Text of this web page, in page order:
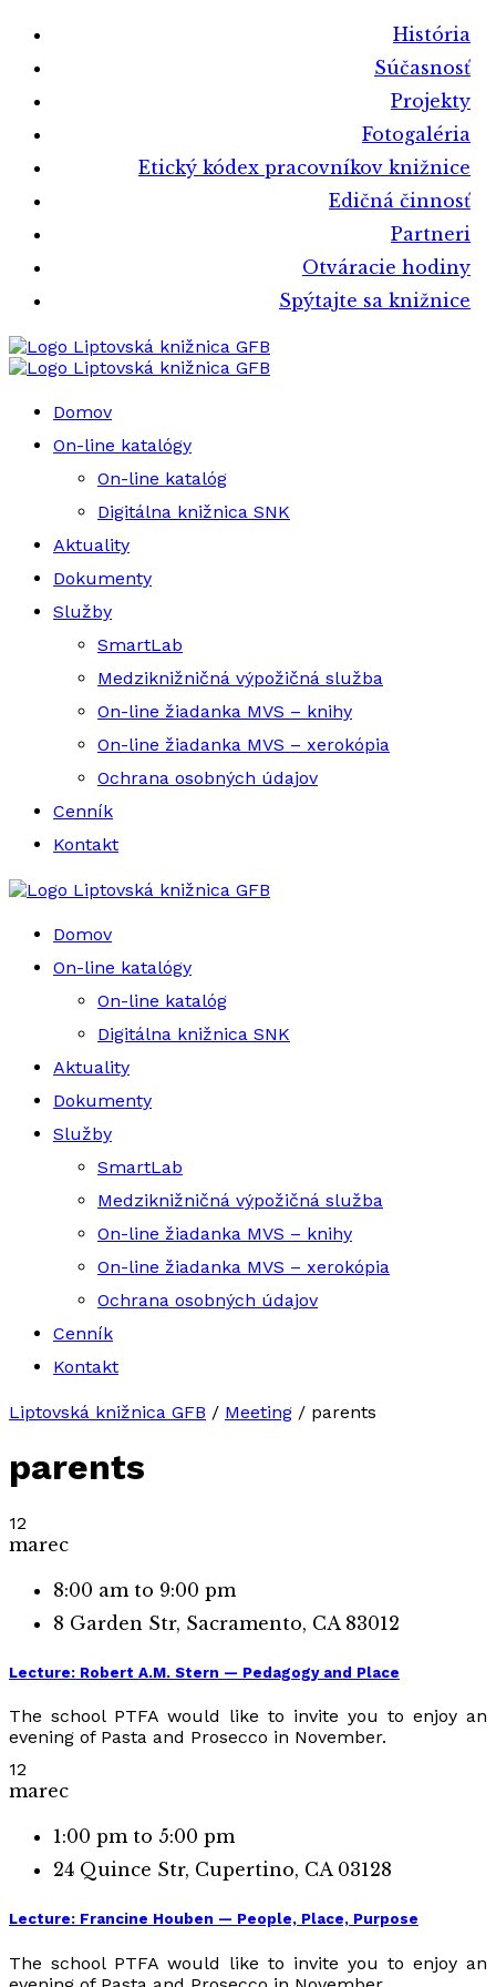
História
Súčasnosť
Projekty
Fotogaléria
Etický kódex pracovníkov knižnice
Edičná činnosť
Partneri
Otváracie hodiny
Spýtajte sa knižnice
Liptovská knižnica GFB
Liptovská knižnica GFB
Domov
On-line katalógy
On-line katalóg
Digitálna knižnica SNK
Aktuality
Dokumenty
Služby
SmartLab
Medziknižničná výpožičná služba
On-line žiadanka MVS – knihy
On-line žiadanka MVS – xerokópia
Ochrana osobných údajov
Cenník
Kontakt
Liptovská knižnica GFB
Domov
On-line katalógy
On-line katalóg
Digitálna knižnica SNK
Aktuality
Dokumenty
Služby
SmartLab
Medziknižničná výpožičná služba
On-line žiadanka MVS – knihy
On-line žiadanka MVS – xerokópia
Ochrana osobných údajov
Cenník
Kontakt
Liptovská knižnica GFB / Meeting / parents
parents
12
marec
8:00 am to 9:00 pm
8 Garden Str, Sacramento, CA 83012
Lecture: Robert A.M. Stern — Pedagogy and Place
The school PTFA would like to invite you to enjoy an
evening of Pasta and Prosecco in November.
12
marec
1:00 pm to 5:00 pm
24 Quince Str, Cupertino, CA 03128
Lecture: Francine Houben — People, Place, Purpose
The school PTFA would like to invite you to enjoy an